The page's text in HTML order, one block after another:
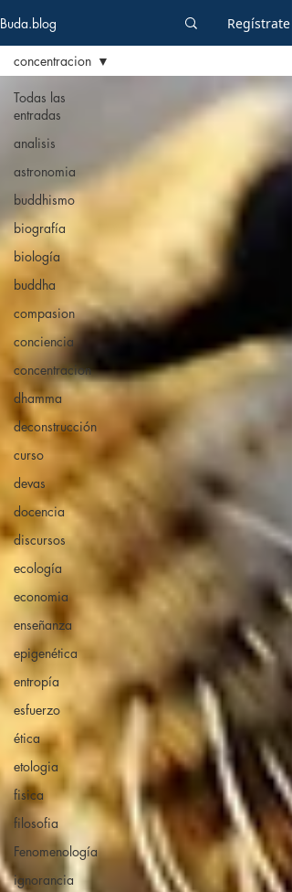
Buda.blog Regístrate
Todas las
entradas
analisis
astronomia
buddhismo
biografía
biología
buddha
compasion
conciencia
concentracion
dhamma
deconstrucción
curso
devas
docencia
discursos
ecología
economia
enseñanza
epigenética
entropía
esfuerzo
ética
etologia
fisica
filosofia
Fenomenología
ignorancia
concentracion